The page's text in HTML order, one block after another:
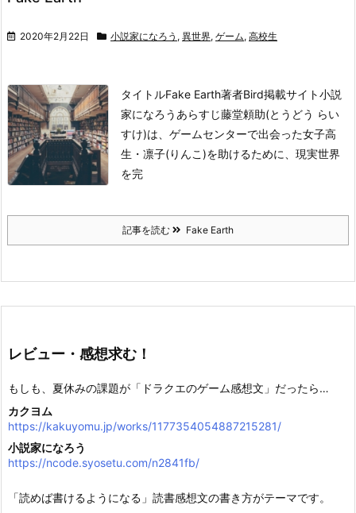
2020年2月22日 小説家になろう , 異世界, ゲーム, 高校生
タイトルFake Earth著者Bird掲載サイト小説
家になろう あらすじ藤堂頼助(とうどう らい
すけ)は、ゲームセンターで出会った女子高
生・凛子(りんこ)を助けるために、現実世界
を完
記事を読む Fake Earth
レビュー・感想求む！
もしも、夏休みの課題が「ドラクエのゲーム感想文」だったら…
カクヨム
https://kakuyomu.jp/works/1177354054887215281/
小説家になろう
https://ncode.syosetu.com/n2841fb/
「読めば書けるようになる」読書感想文の書き方がテーマです。